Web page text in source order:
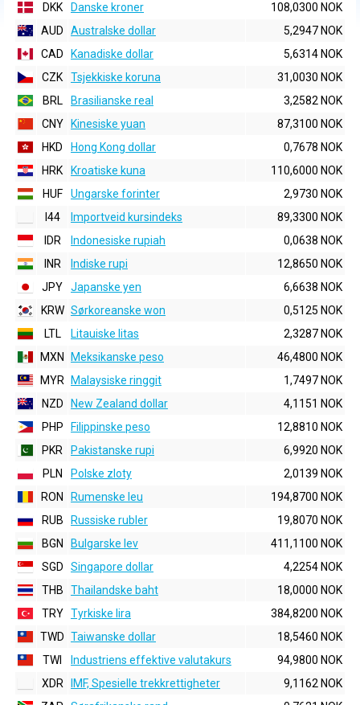
DKK
Danske kroner
108,0300 NOK
AUD
Australske dollar
5,2947 NOK
CAD
Kanadiske dollar
5,6314 NOK
CZK
Tsjekkiske koruna
31,0030 NOK
BRL
Brasilianske real
3,2582 NOK
CNY
Kinesiske yuan
87,3100 NOK
HKD
Hong Kong dollar
0,7678 NOK
HRK
Kroatiske kuna
110,6000 NOK
HUF
Ungarske forinter
2,9730 NOK
I44
Importveid kursindeks
89,3300 NOK
IDR
Indonesiske rupiah
0,0638 NOK
INR
Indiske rupi
12,8650 NOK
JPY
Japanske yen
6,6638 NOK
KRW Sørkoreanske won
0,5125 NOK
LTL
Litauiske litas
2,3287 NOK
MXN
Meksikanske peso
46,4800 NOK
MYR
Malaysiske ringgit
1,7497 NOK
NZD
New Zealand dollar
4,1151 NOK
PHP
Filippinske peso
12,8810 NOK
PKR
Pakistanske rupi
6,9920 NOK
PLN
Polske zloty
2,0139 NOK
RON
Rumenske leu
194,8700 NOK
RUB
Russiske rubler
19,8070 NOK
BGN
Bulgarske lev
411,1100 NOK
SGD
Singapore dollar
4,2254 NOK
THB
Thailandske baht
18,0000 NOK
TRY Tyrkiske lira
384,8200 NOK
TWD Taiwanske dollar
18,5460 NOK
TWI
Industriens effektive valutakurs
94,9800 NOK
XDR
IMF, Spesielle trekkrettigheter
9,1162 NOK